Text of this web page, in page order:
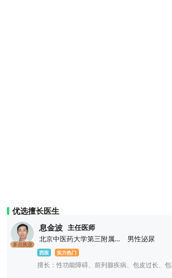
优选擅长医生
多点执业
息金波
主任医师
北京中医药大学第三附属医院
男性泌尿
西医 实力热门
擅长：性功能障碍、前列腺疾病、包皮过长、